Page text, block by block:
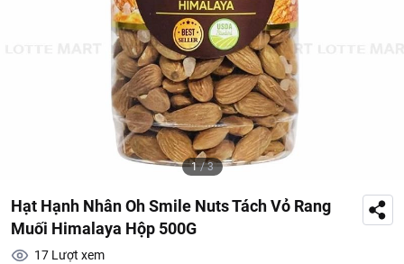
1/3
Hạt Hạnh Nhân Oh Smile Nuts Tách Vỏ Rang
Muối Himalaya Hộp 500G
17 Lượt xem